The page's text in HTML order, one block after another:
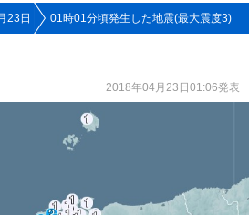
23日 01時01分頃発生した地震(最大震度3)
2018年04月23日01:06発表